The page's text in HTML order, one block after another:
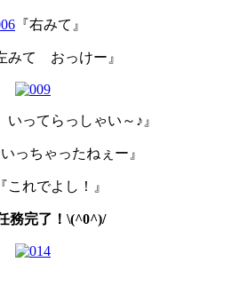
『右みて』
みて おっけー』
ってらっしゃい～♪』
いっちゃったねぇー』
『これでよし！』
務完了！\(^0^)/